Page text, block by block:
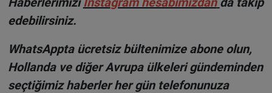
edebilirsiniz.
WhatsAppta ücretsiz bültenimize abone olun,
Hollanda ve diğer Avrupa ülkeleri gündeminden
seçtiğimiz haberler her gün telefonunuza